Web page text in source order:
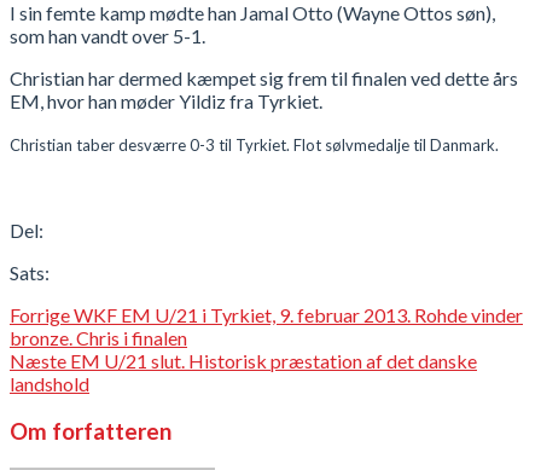
I sin femte kamp mødte han Jamal Otto (Wayne Ottos søn),
som han vandt over 5-1.
Christian har dermed kæmpet sig frem til finalen ved dette års
EM, hvor han møder Yildiz fra Tyrkiet.
Christian taber desværre 0-3 til Tyrkiet. Flot sølvmedalje til Danmark.
Del:
Sats:
ForrigeWKF EM U/21 i Tyrkiet, 9. februar 2013. Rohde vinder
bronze. Chris i finalen
Næste EM U/21 slut. Historisk præstation af det danske
landshold
Om forfatteren